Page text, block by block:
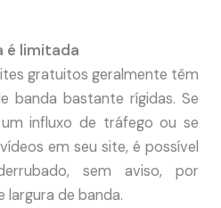
é limitada
gratuitos geralmente têm
banda bastante rígidas. Se
influxo de tráfego ou se
em seu site, é possível
sem aviso, por
largura de banda.